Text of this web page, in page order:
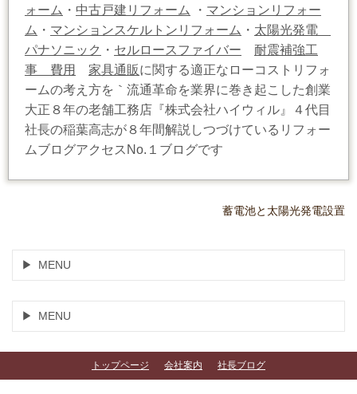
ォーム ・ 中古戸建リフォーム ・ マンションリフォー
ム ・ マンションスケルトンリフォーム ・ 太陽光発電
パナソニック ・ セルロースファイバー
耐震補強工
事 費用
家具通販に関する適正なローコストリフォ
ームの考え方を｀流通革命を業界に巻き起こした創業
大正８年の老舗工務店『株式会社ハイウィル』４代目
社長の稲葉高志が８年間解説しつづけているリフォー
ムブログアクセスNo.１ブログです
蓄電池と太陽光発電設置
MENU
MENU
トップページ 会社案内 社長ブログ